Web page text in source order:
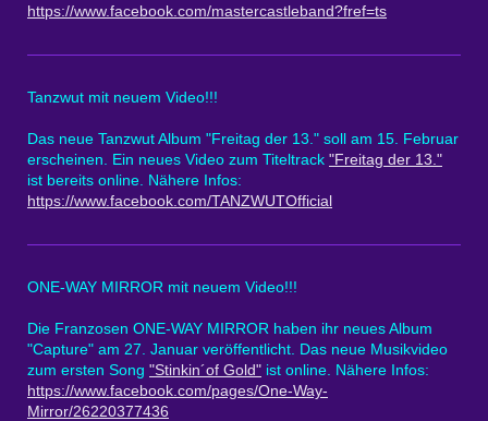
https://www.facebook.com/mastercastleband?fref=ts
Tanzwut mit neuem Video!!!
Das neue Tanzwut Album "Freitag der 13." soll am 15. Februar
erscheinen. Ein neues Video zum Titeltrack "Freitag der 13."
ist bereits online. Nähere Infos:
https://www.facebook.com/TANZWUTOfficial
ONE-WAY MIRROR mit neuem Video!!!
Die Franzosen ONE-WAY MIRROR haben ihr neues Album
"Capture" am 27. Januar veröffentlicht. Das neue Musikvideo
zum ersten Song "Stinkin´of Gold" ist online. Nähere Infos:
https://www.facebook.com/pages/One-Way-
Mirror/26220377436